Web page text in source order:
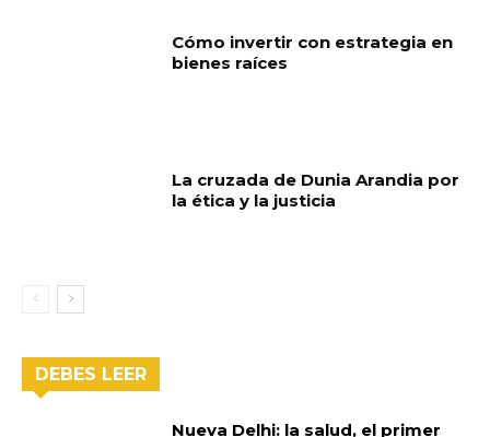
Cómo invertir con estrategia en
bienes raíces
La cruzada de Dunia Arandia por
la ética y la justicia
DEBES LEER
Nueva Delhi: la salud, el primer